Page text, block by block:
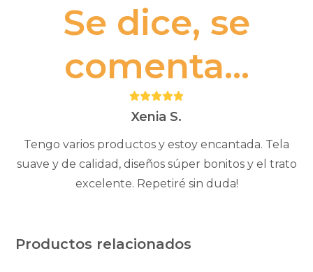
Se dice, se
comenta...
Puntuación:
5Xenia S.
Tengo varios productos y estoy encantada. Tela
suave y de calidad, diseños súper bonitos y el trato
excelente. Repetiré sin duda!
Productos relacionados